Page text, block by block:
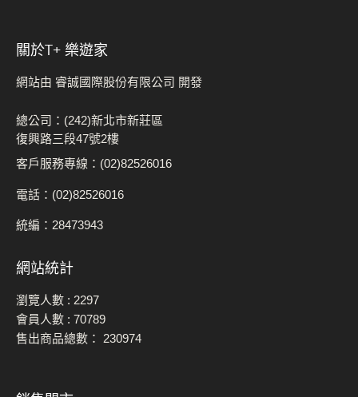
關於t+ 樂遊家
網站由 睿誠國際股份有限公司 開發
總公司：(242)新北市新莊區
復興路三段47號2樓
客戶服務專線：(02)82526016
電話：(02)82526016
統編：28473943
網站統計
瀏覽人數 : 2297
會員人數 : 70789
售出商品總數： 230974